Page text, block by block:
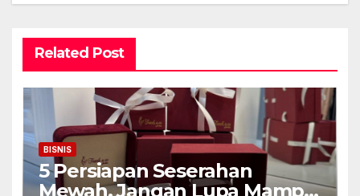
Related Post
BISNIS
5 Persiapan Seserahan
Mewah, Jangan Lupa Mampir